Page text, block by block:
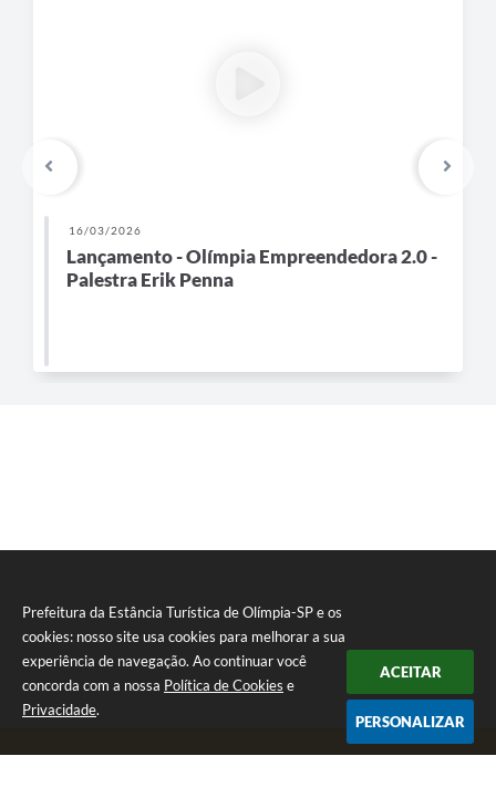
Prefeitura da Estância Turística de Olímpia-SP e os
cookies: nosso site usa cookies para melhorar a sua
experiência de navegação. Ao continuar você
concorda com a nossa Política de Cookies e
Privacidade.
ACEITAR
PERSONALIZAR
16/03/2026
Lançamento - Olímpia Empreendedora 2.0 -
Palestra Erik Penna